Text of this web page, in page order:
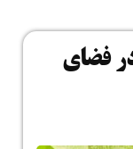
فضای